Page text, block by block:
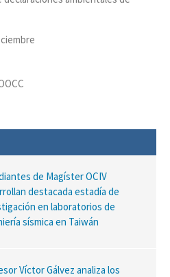
de Magíster OCIV
destacada estadía de
en laboratorios de
sísmica en Taiwán
Víctor Gálvez analiza los